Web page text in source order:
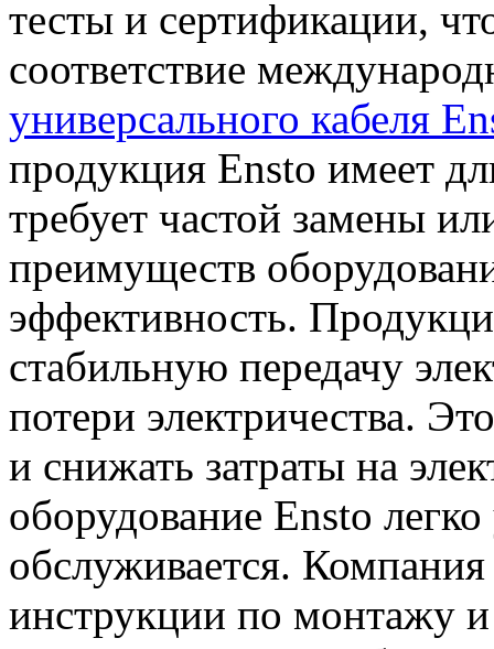
тесты и сертификации,
соответствие
универсального кабеля
продукция Ensto имеет
требует частой замены
преимуществ
эффективность.
стабильную передачу
потери электричества.
и снижать затраты на
оборудование Ensto легко
обслуживается.
инструкции по монтажу и